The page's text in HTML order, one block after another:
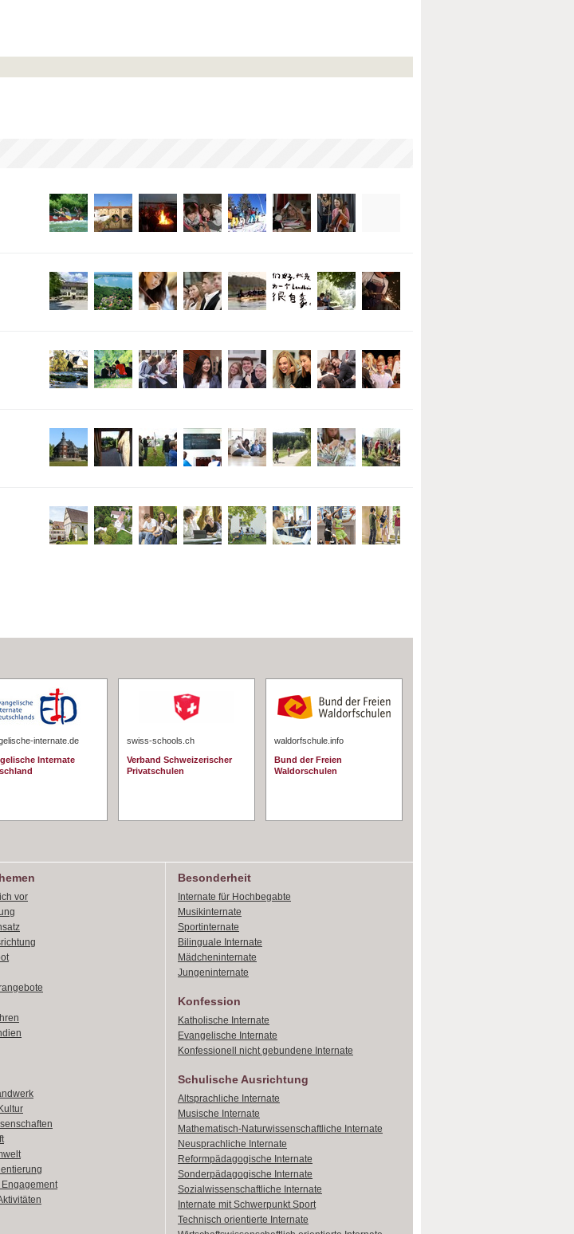
internate.de
Internate
swiss-schools.ch
Verband Schweizerischer
Privatschulen
waldorfschule.info
Bund der Freien
Waldorschulen
vor
Besonderheit
Internate für Hochbegabte
Musikinternate
Sportinternate
Bilinguale Internate
Mädcheninternate
Jungeninternate
Konfession
Katholische Internate
Evangelische Internate
Konfessionell nicht gebundene Internate
Schulische Ausrichtung
Altsprachliche Internate
Musische Internate
Mathematisch-Naturwissenschaftliche Internate
Neusprachliche Internate
Reformpädagogische Internate
Sonderpädagogische Internate
Sozialwissenschaftliche Internate
Internate mit Schwerpunkt Sport
Technisch orientierte Internate